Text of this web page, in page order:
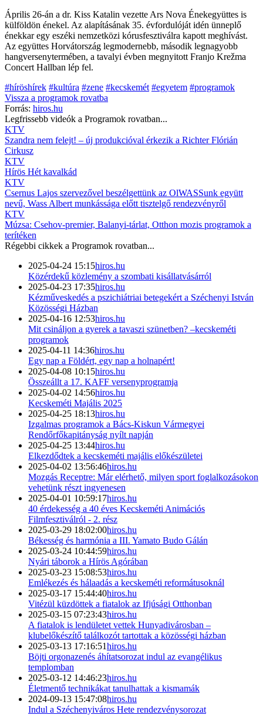
Április 26-án a dr. Kiss Katalin vezette Ars Nova Énekegyüttes is
külföldön énekel. Az alapításának 35. évfordulóját idén ünneplő
énekkar egy eszéki nemzetközi kórusfesztiválra kapott meghívást.
Az együttes Horvátország legmodernebb, második legnagyobb
hangversenytermében, a tavalyi évben megnyitott Franjo Krežma
Concert Hallban lép fel.
#híröshírek #kultúra #zene #kecskemét #egyetem #programok
Vissza a programok rovatba
Forrás: hiros.hu
Legfrissebb videók a Programok rovatban...
KTV
Szandra nem felejt! – új produkcióval érkezik a Richter Flórián
Cirkusz
KTV
Hírös Hét kavalkád
KTV
Csernus Lajos szervezővel beszélgettünk az OlWASSunk együtt
nevű, Wass Albert munkássága előtt tisztelgő rendezvényről
KTV
Múzsa: Csehov-premier, Balanyi-tárlat, Otthon mozis programok a
terítéken
Régebbi cikkek a Programok rovatban...
2025-04-24 15:15hiros.hu
Közérdekű közlemény a szombati kisállatvásárról
2025-04-23 17:35hiros.hu
Kézműveskedés a pszichiátriai betegekért a Széchenyi István
Közösségi Házban
2025-04-16 12:53hiros.hu
Mit csináljon a gyerek a tavaszi szünetben? –kecskeméti
programok
2025-04-11 14:36hiros.hu
Egy nap a Földért, egy nap a holnapért!
2025-04-08 10:15hiros.hu
Összeállt a 17. KAFF versenyprogramja
2025-04-02 14:56hiros.hu
Kecskeméti Majális 2025
2025-04-25 18:13hiros.hu
Izgalmas programok a Bács-Kiskun Vármegyei
Rendőrfőkapitányság nyílt napján
2025-04-25 13:44hiros.hu
Elkezdődtek a kecskeméti majális előkészületei
2025-04-02 13:56:46hiros.hu
Mozgás Receptre: Már elérhető, milyen sport foglalkozásokon
vehetünk részt ingyenesen
2025-04-01 10:59:17hiros.hu
40 érdekesség a 40 éves Kecskeméti Animációs
Filmfesztiválról - 2. rész
2025-03-29 18:02:00hiros.hu
Békesség és harmónia a III. Yamato Budo Gálán
2025-03-24 10:44:59hiros.hu
Nyári táborok a Hírös Agórában
2025-03-23 15:08:53hiros.hu
Emlékezés és hálaadás a kecskeméti reformátusoknál
2025-03-17 15:44:40hiros.hu
Vitézül küzdöttek a fiatalok az Ifjúsági Otthonban
2025-03-15 07:23:43hiros.hu
A fiatalok is lendületet vettek Hunyadivárosban –
klubelőkészítő találkozót tartottak a közösségi házban
2025-03-13 17:16:51hiros.hu
Böjti orgonazenés áhítatsorozat indul az evangélikus
templomban
2025-03-12 14:46:23hiros.hu
Életmentő technikákat tanulhattak a kismamák
2024-09-13 15:47:08hiros.hu
Indul a Széchenyiváros Hete rendezvénysorozat